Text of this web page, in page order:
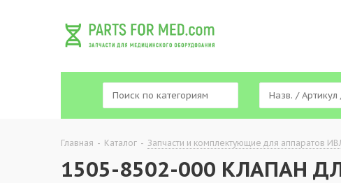
Главная - Каталог - Запчасти и комплектующие для аппаратов
1505-8502-000 КЛАПАН